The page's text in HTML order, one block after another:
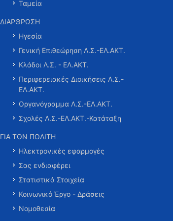
Ταμεία
ΔΙΑΡΘΡΩΣΗ
Ηγεσία
Γενική Επιθεώρηση Λ.Σ.-ΕΛ.ΑΚΤ.
Κλάδοι Λ.Σ. - ΕΛ.ΑΚΤ.
Περιφερειακές Διοικήσεις Λ.Σ.-
ΕΛ.ΑΚΤ.
Οργανόγραμμα Λ.Σ.-ΕΛ.ΑΚΤ.
Σχολές Λ.Σ.-ΕΛ.ΑΚΤ.-Κατάταξη
ΓΙΑ ΤΟΝ ΠΟΛΙΤΗ
Ηλεκτρονικές εφαρμογές
Σας ενδιαφέρει
Στατιστικά Στοιχεία
Κοινωνικό Έργο - Δράσεις
Νομοθεσία